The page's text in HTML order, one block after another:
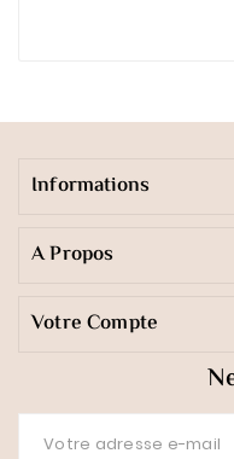
Informations
A Propos
Votre Compte